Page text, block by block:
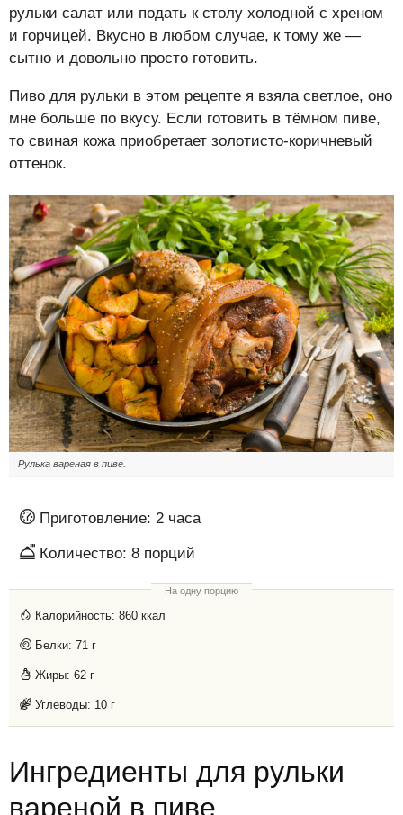
рульки салат или подать к столу холодной с хреном
и горчицей. Вкусно в любом случае, к тому же —
сытно и довольно просто готовить.
Пиво для рульки в этом рецепте я взяла светлое, оно
мне больше по вкусу. Если готовить в тёмном пиве,
то свиная кожа приобретает золотисто-коричневый
оттенок.
Рулька вареная в пиве.
Приготовление: 2 часа
Количество: 8 порций
На одну порцию
Калорийность: 860 ккал
Белки: 71 г
Жиры: 62 г
Углеводы: 10 г
Ингредиенты для рульки
вареной в пиве